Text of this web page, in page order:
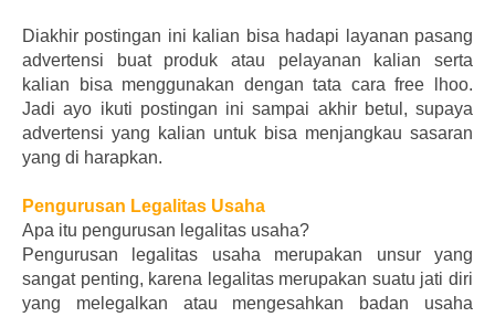
Diakhir postingan ini kalian bisa hadapi layanan pasang
advertensi buat produk atau pelayanan kalian serta
kalian bisa menggunakan dengan tata cara free lhoo.
Jadi ayo ikuti postingan ini sampai akhir betul, supaya
advertensi yang kalian untuk bisa menjangkau sasaran
yang di harapkan.
Pengurusan Legalitas Usaha
Apa itu pengurusan legalitas usaha?
Pengurusan legalitas usaha merupakan unsur yang
sangat penting, karena legalitas merupakan suatu jati diri
yang melegalkan atau mengesahkan badan usaha